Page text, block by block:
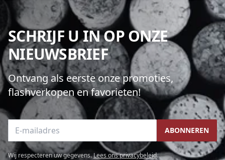
SCHRIJF U IN OP ONZE
NIEUWSBRIEF
Ontvang als eerste onze promoties,
flashverkopen en favorieten!
E-mailadres ABONNEREN
Wij respecteren uw gegevens.Lees ons privacybeleid.